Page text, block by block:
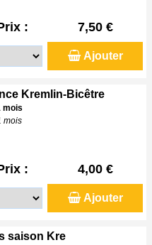
: 7,50 €
Ajouter
Kremlin-Bicêtre
mois
mois
: 4,00 €
Ajouter
saison Kre